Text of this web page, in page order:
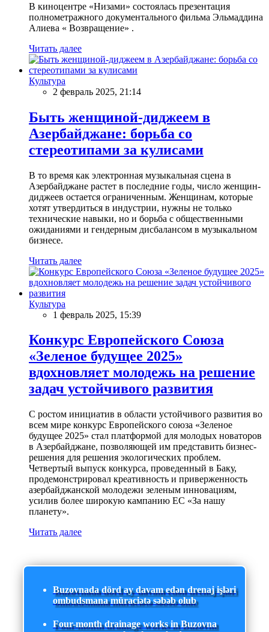
В киноцентре «Низами» состоялась презентация
полнометражного документального фильма Эльмаддина
Алиева « Возвращение» .
Читать далее
Культура
2 февраль 2025, 21:14
Быть женщиной-диджеем в
Азербайджане: борьба со
стереотипами за кулисами
В то время как электронная музыкальная сцена в
Азербайджане растет в последние годы, число женщин-
диджеев остается ограниченным. Женщинам, которые
хотят утвердиться в индустрии, нужны не только
технические навыки, но и борьба с общественными
ожиданиями и гендерным дисбалансом в музыкальном
бизнесе.
Читать далее
Культура
1 февраль 2025, 15:39
Конкурс Европейского Союза
«Зеленое будущее 2025»
вдохновляет молодежь на решение
задач устойчивого развития
С ростом инициатив в области устойчивого развития во
всем мире конкурс Европейского союза «Зеленое
будущее 2025» стал платформой для молодых новаторов
в Азербайджане, позволяющей им представить бизнес-
решения для решения экологических проблем.
Четвертый выпуск конкурса, проведенный в Баку,
продемонстрировал креативность и приверженность
азербайджанской молодежи зеленым инновациям,
усилив более широкую кампанию ЕС «За нашу
планету».
Читать далее
Buzovnada dörd ay davam edən drenaj işləri
ombudsmana müraciətə səbəb olub
Four-month drainage works in Buzovna